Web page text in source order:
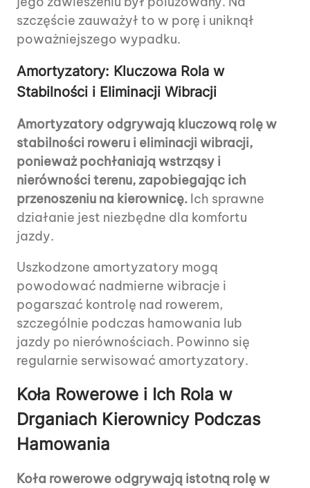
szczęście zauważył to w porę i uniknął
poważniejszego wypadku.
Amortyzatory: Kluczowa Rola w
Stabilności i Eliminacji Wibracji
Amortyzatory odgrywają kluczową rolę w
stabilności roweru i eliminacji wibracji,
ponieważ pochłaniają wstrząsy i
nierówności terenu, zapobiegając ich
przenoszeniu na kierownicę. Ich sprawne
działanie jest niezbędne dla komfortu
jazdy.
Uszkodzone amortyzatory mogą
powodować nadmierne wibracje i
pogarszać kontrolę nad rowerem,
szczególnie podczas hamowania lub
jazdy po nierównościach. Powinno się
regularnie serwisować amortyzatory.
Koła Rowerowe i Ich Rola w
Drganiach Kierownicy Podczas
Hamowania
Koła rowerowe odgrywają istotną rolę w